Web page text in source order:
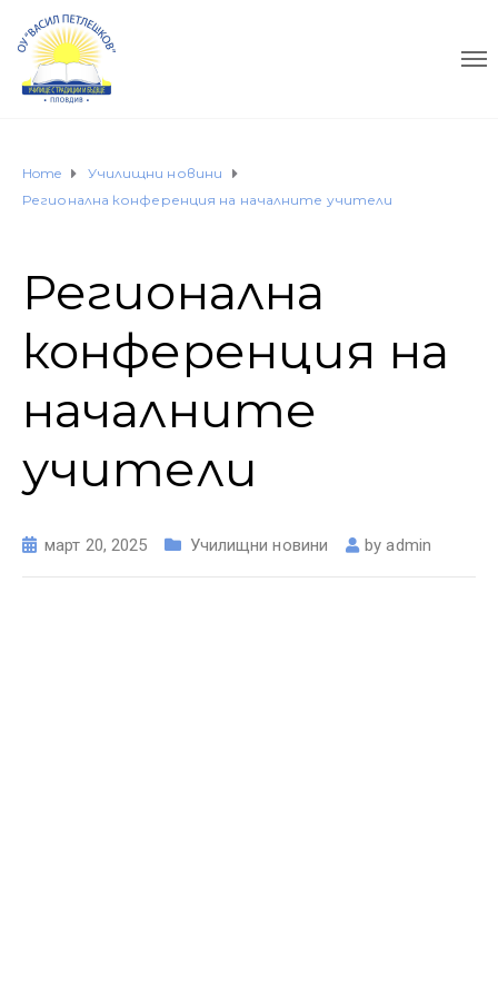
Home
Училищни новини
Регионална конференция на началните учители
Регионална
конференция на
началните
учители
март 20, 2025 Училищни новини byadmin